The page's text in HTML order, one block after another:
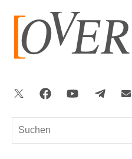
springen
Suchen
Twitter FacebookYouTubeTelegram